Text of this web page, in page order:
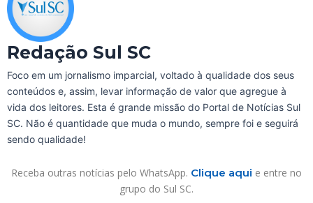
Redação Sul SC
Foco em um jornalismo imparcial, voltado à qualidade dos seus
conteúdos e, assim, levar informação de valor que agregue à
vida dos leitores. Esta é grande missão do Portal de Notícias Sul
SC. Não é quantidade que muda o mundo, sempre foi e seguirá
sendo qualidade!
Receba outras notícias pelo WhatsApp. Clique aqui e entre no
grupo do Sul SC.